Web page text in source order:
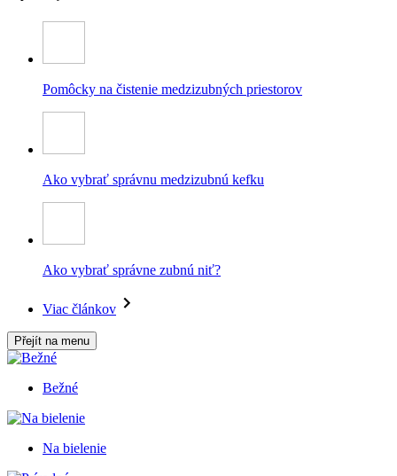
Pomôcky na čistenie medzizubných priestorov
Ako vybrať správnu medzizubnú kefku
Ako vybrať správne zubnú niť?
Viac článkov
Přejít na menu
Bežné
Na bielenie